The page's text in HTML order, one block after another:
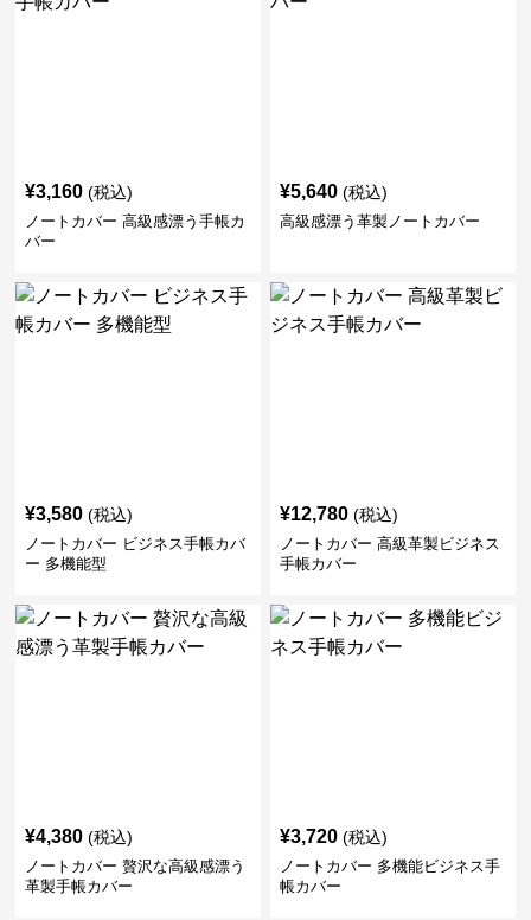
¥3,160 (税込)
ノートカバー 高級感漂う手帳カ
バー
¥5,640 (税込)
高級感漂う革製ノートカバー
¥3,580 (税込)
ノートカバー ビジネス手帳カバ
ー 多機能型
¥12,780 (税込)
ノートカバー 高級革製ビジネス
手帳カバー
¥4,380 (税込)
ノートカバー 贅沢な高級感漂う
革製手帳カバー
¥3,720 (税込)
ノートカバー 多機能ビジネス手
帳カバー